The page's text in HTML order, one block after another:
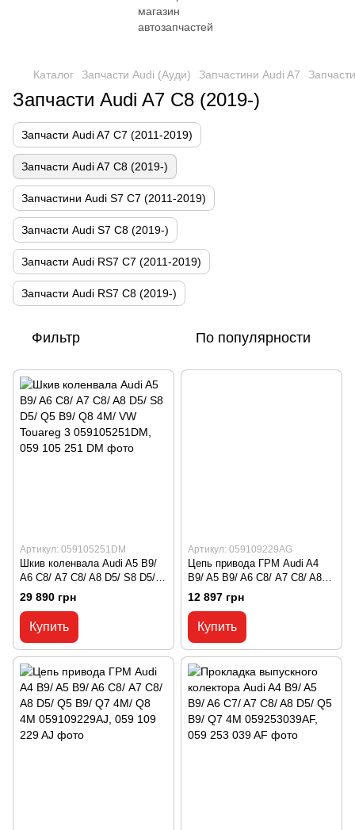
Каталог Запчасти Audi (Ауди) Запчастини Audi A7
Запчасти Audi A7 C8 (2019-)
Запчасти Audi A7 C7 (2011-2019)
Запчасти Audi A7 C8 (2019-)
Запчастини Audi S7 C7 (2011-2019)
Запчасти Audi S7 C8 (2019-)
Запчасти Audi RS7 C7 (2011-2019)
Запчасти Audi RS7 C8 (2019-)
Фильтр По популярности
Артикул: 059105251DM
Шкив коленвала Audi A5 B9/
A6 С8/ A7 C8/ A8 D5/ S8 D5/
Q5 B9/ Q8 4M/ VW Touareg 3
059105251DM, 059 105 251 DM
29 890 грн
Купить
Артикул: 059109229AG
Цепь привода ГРМ Audi A4
B9/ A5 B9/ A6 С8/ A7 C8/ A8
D5/ Q5 B9/ Q7 4M/ Q8 4M
059109229AG, 059 109 229 AG
12 897 грн
Купить